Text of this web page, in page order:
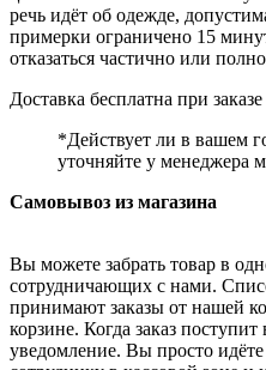
речь идёт об одежде,
примерки ограничено 15
отказаться частично или
Доставка бесплатна при
*Действует ли в вашем
уточняйте у менеджера
Самовывоз из магазина
Вы можете забрать товар в
сотрудничающих с нами.
принимают заказы от нашей
корзине. Когда заказ
уведомление. Вы просто